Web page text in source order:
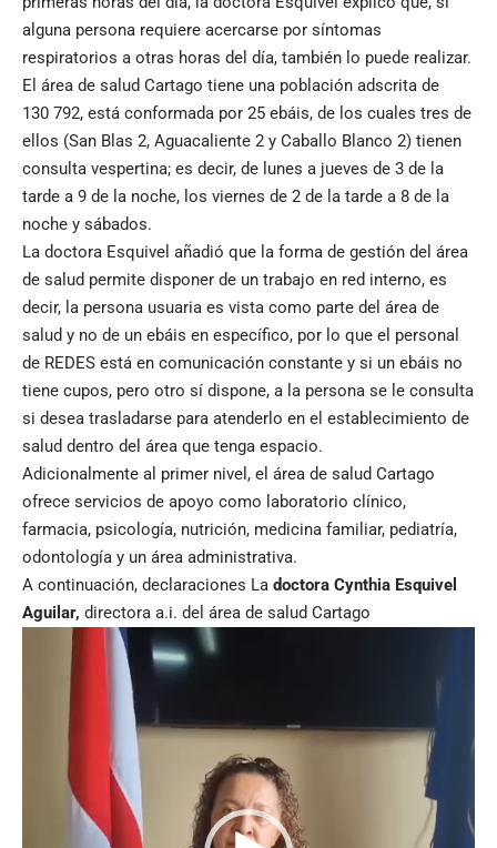
alguna persona requiere acercarse por síntomas
respiratorios a otras horas del día, también lo puede realizar.
El área de salud Cartago tiene una población adscrita de
130 792, está conformada por 25 ebáis, de los cuales tres de
ellos (San Blas 2, Aguacaliente 2 y Caballo Blanco 2) tienen
consulta vespertina; es decir, de lunes a jueves de 3 de la
tarde a 9 de la noche, los viernes de 2 de la tarde a 8 de la
noche y sábados.
La doctora Esquivel añadió que la forma de gestión del área
de salud permite disponer de un trabajo en red interno, es
decir, la persona usuaria es vista como parte del área de
salud y no de un ebáis en específico, por lo que el personal
de REDES está en comunicación constante y si un ebáis no
tiene cupos, pero otro sí dispone, a la persona se le consulta
si desea trasladarse para atenderlo en el establecimiento de
salud dentro del área que tenga espacio.
Adicionalmente al primer nivel, el área de salud Cartago
ofrece servicios de apoyo como laboratorio clínico,
farmacia, psicología, nutrición, medicina familiar, pediatría,
odontología y un área administrativa.
A continuación, declaraciones La doctora Cynthia Esquivel
Aguilar, directora a.i. del área de salud Cartago
Reproductor